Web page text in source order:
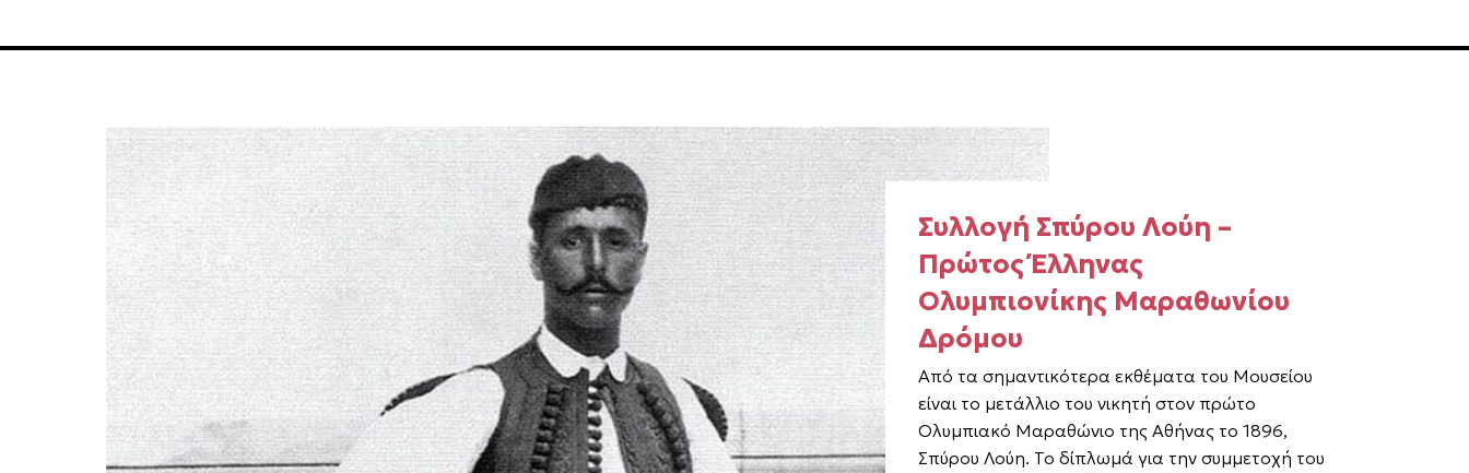
Συλλογή Σπύρου Λούη –
Πρώτος Έλληνας
Ολυμπιονίκης Μαραθωνίου
Δρόμου
Από τα σημαντικότερα εκθέματα του Μουσείου
είναι το μετάλλιο του νικητή στον πρώτο
Ολυμπιακό Μαραθώνιο της Αθήνας το 1896,
Σπύρου Λούη. Το δίπλωμά για την συμμετοχή του